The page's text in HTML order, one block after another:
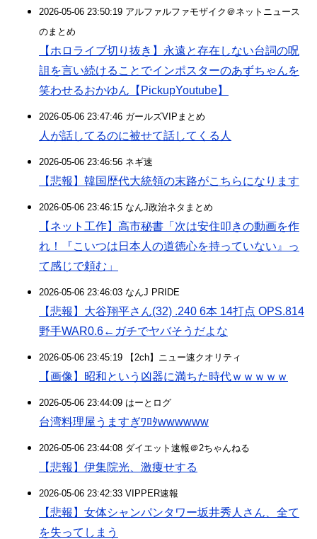
2026-05-06 23:50:19 アルファルファモザイク＠ネットニュース
のまとめ
【ホロライブ切り抜き】永遠と存在しない台詞の呪
詛を言い続けることでインポスターのあずちゃんを
笑わせるおかゆん【PickupYoutube】
2026-05-06 23:47:46 ガールズVIPまとめ
人が話してるのに被せて話してくる人
2026-05-06 23:46:56 ネギ速
【悲報】韓国歴代大統領の末路がこちらになります
2026-05-06 23:46:15 なんJ政治ネタまとめ
【ネット工作】高市秘書「次は安住叩きの動画を作
れ！『こいつは日本人の道徳心を持っていない』っ
て感じで頼む」
2026-05-06 23:46:03 なんJ PRIDE
【悲報】大谷翔平さん(32) .240 6本 14打点 OPS.814
野手WAR0.6←ガチでヤバそうだよな
2026-05-06 23:45:19 【2ch】ニュー速クオリティ
【画像】昭和という凶器に満ちた時代ｗｗｗｗｗ
2026-05-06 23:44:09 はーとログ
台湾料理屋うますぎﾜﾛﾀwwwwww
2026-05-06 23:44:08 ダイエット速報＠2ちゃんねる
【悲報】伊集院光、激痩せする
2026-05-06 23:42:33 VIPPER速報
【悲報】女体シャンパンタワー坂井秀人さん、全て
を失ってしまう